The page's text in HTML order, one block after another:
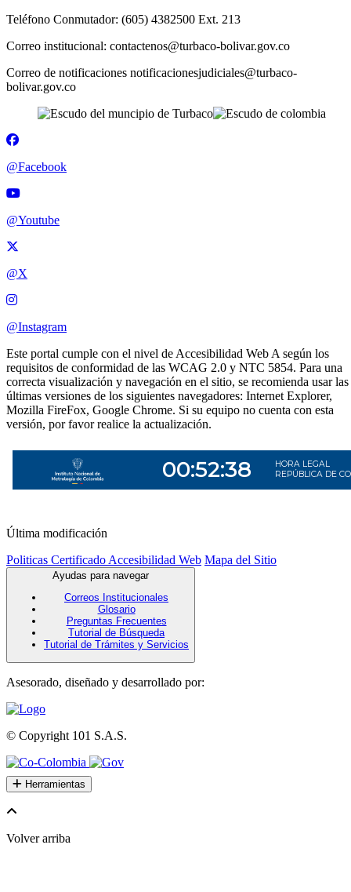
Teléfono Conmutador: (605) 4382500 Ext. 213
Correo institucional: contactenos@turbaco-bolivar.gov.co
Correo de notificaciones notificacionesjudiciales@turbaco-
bolivar.gov.co
@Facebook
@Youtube
@X
@Instagram
Este portal cumple con el nivel de Accesibilidad Web A según los
requisitos de conformidad de las WCAG 2.0 y NTC 5854. Para una
correcta visualización y navegación en el sitio, se recomienda usar las
últimas versiones de los siguientes navegadores: Internet Explorer,
Mozilla FireFox, Google Chrome. Si su equipo no cuenta con esta
versión, por favor realice la actualización.
Última modificación
Politicas Certificado Accesibilidad Web Mapa del Sitio
Ayudas para navegar
Correos Institucionales
Glosario
Preguntas Frecuentes
Tutorial de Búsqueda
Tutorial de Trámites y Servicios
Asesorado, diseñado y desarrollado por:
© Copyright 101 S.A.S.
Herramientas
Volver arriba